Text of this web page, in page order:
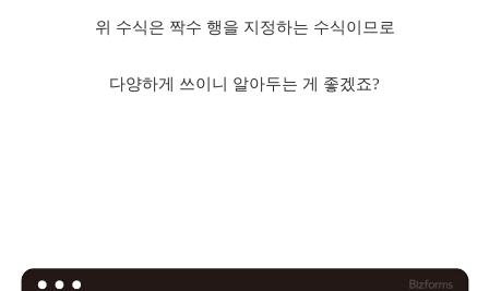
위 수식은 짝수 행을 지정하는 수식이므로
다양하게 쓰이니 알아두는 게 좋겠죠?